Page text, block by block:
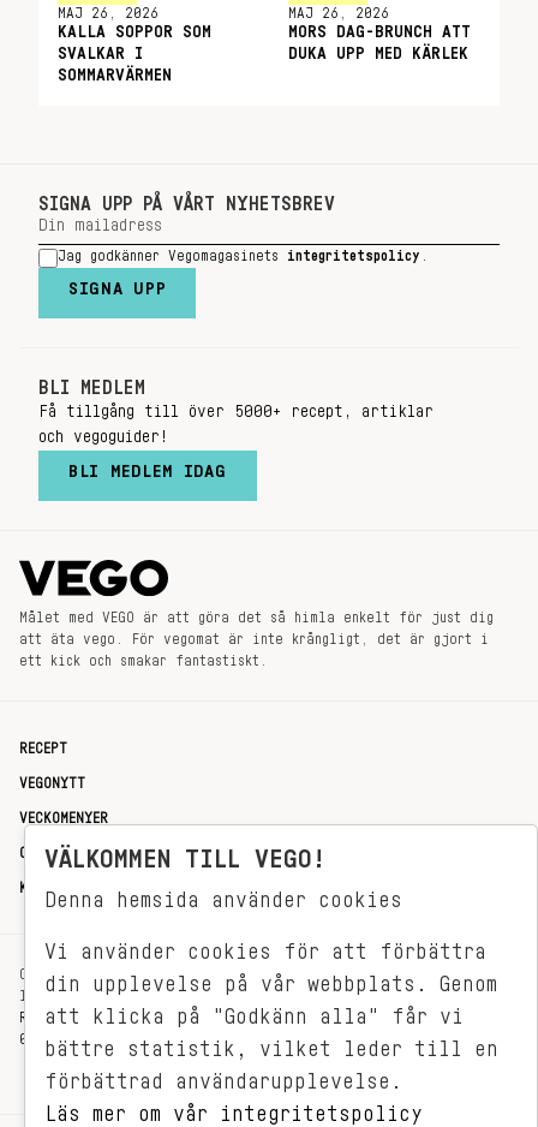
MAJ 26, 2026
KALLA SOPPOR SOM
SVALKAR I
SOMMARVÄRMEN
MAJ 26, 2026
MORS DAG-BRUNCH ATT
DUKA UPP MED KÄRLEK
SIGNA UPP PÅ VÅRT NYHETSBREV
Jag godkänner Vegomagasinets integritetspolicy
SIGNA UPP
BLI MEDLEM
Få tillgång till över 5000+ recept, artiklar
och vegoguider!
BLI MEDLEM IDAG
Målet med VEGO är att göra det så himla enkelt för just dig
att äta vego. För vegomat är inte krångligt, det är gjort i
ett kick och smakar fantastiskt.
RECEPT
VEGONYTT
VECKOMENYER
OM OSS
KONTAKT
OXENSTIERNSGATAN 33
114 27 STOCKHOLM
REDAKTIONEN@VEGOMAGASINET.SE
08-799 62 01
VÄLKOMMEN TILL VEGO!
Denna hemsida använder cookies
Vi använder cookies för att förbättra
din upplevelse på vår webbplats. Genom
att klicka på "Godkänn alla" får vi
bättre statistik, vilket leder till en
förbättrad användarupplevelse.
Läs mer om vår integritetspolicy